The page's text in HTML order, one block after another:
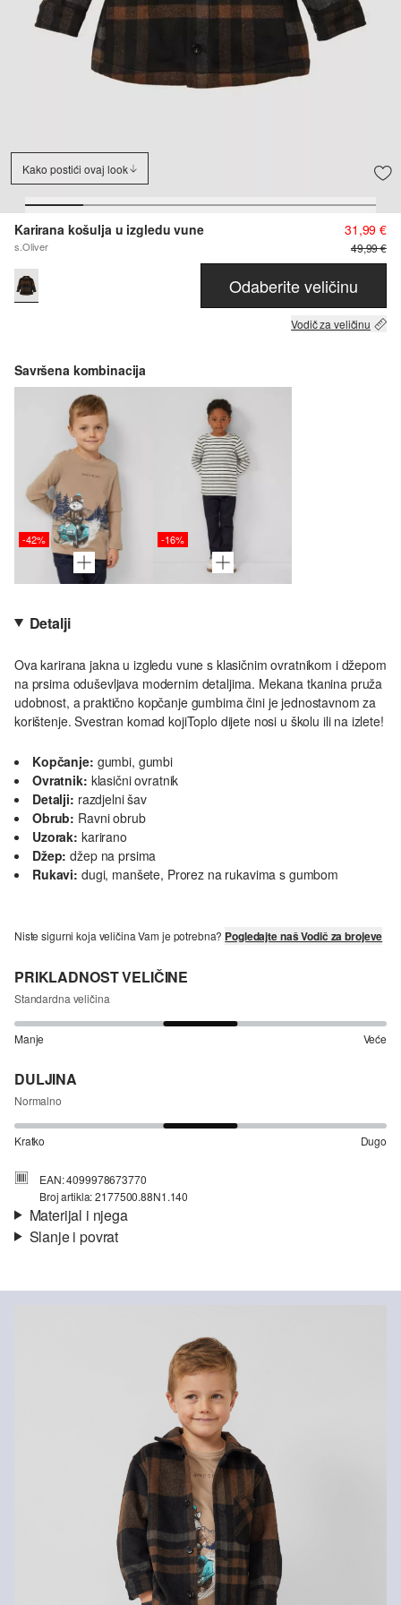
Kako postići ovaj look
Karirana košulja u izgledu vune
s.Oliver
31,99 €
49,99 €
Odaberite veličinu
Vodič za veličinu
Savršena kombinacija
-42% -16%
Detalji
Ova karirana jakna u izgledu vune s klasičnim ovratnikom i džepom
na prsima oduševljava modernim detaljima. Mekana tkanina pruža
udobnost, a praktično kopčanje gumbima čini je jednostavnom za
korištenje. Svestran komad kojiToplo dijete nosi u školu ili na izlete!
Kopčanje: gumbi, gumbi
Ovratnik: klasični ovratnik
Detalji: razdjelni šav
Obrub: Ravni obrub
Uzorak: karirano
Džep: džep na prsima
Rukavi: dugi, manšete, Prorez na rukavima s gumbom
Niste sigurni koja veličina Vam je potrebna? Pogledajte naš Vodič za brojeve
PRIKLADNOST VELIČINE
Standardna veličina
Manje Veće
DULJINA
Normalno
Kratko Dugo
EAN: 4099978673770
Broj artikla: 2177500.88N1.140
Materijal i njega
Nije prikladno za izbjeljivanje sredstvom na bazi klora
Nije prikladno za sušilicu
Ne glačati vrućim glačalom
Nije prikladno za kemijsko čišćenje
Posebno nježno pranje 30°
Slanje i povrat
Vaša će narudžba biti poslana u roku od 4-8 radna dana putem
Hrvatska pošta-a. Standardna dostava košta 4,95 €.
Svoje artikle nam možete besplatno vratiti u roku od 14 dana.